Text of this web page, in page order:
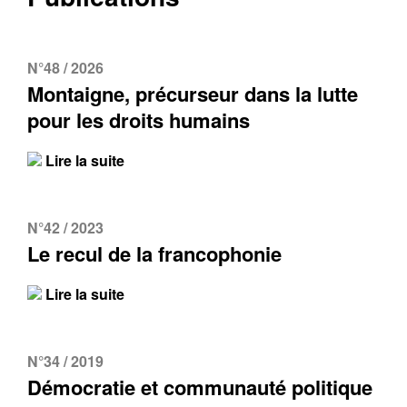
N°48 / 2026
Montaigne, précurseur dans la lutte
pour les droits humains
Lire la suite
N°42 / 2023
Le recul de la francophonie
Lire la suite
N°34 / 2019
Démocratie et communauté politique